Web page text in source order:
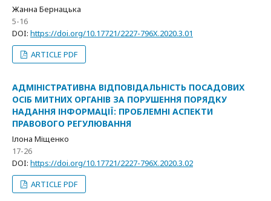
Жанна Бернацька
5-16
DOI: https://doi.org/10.17721/2227-796X.2020.3.01
ARTICLE PDF
АДМІНІСТРАТИВНА ВІДПОВІДАЛЬНІСТЬ ПОСАДОВИХ
ОСІБ МИТНИХ ОРГАНІВ ЗА ПОРУШЕННЯ ПОРЯДКУ
НАДАННЯ ІНФОРМАЦІЇ: ПРОБЛЕМНІ АСПЕКТИ
ПРАВОВОГО РЕГУЛЮВАННЯ
Ілона Міщенко
17-26
DOI: https://doi.org/10.17721/2227-796X.2020.3.02
ARTICLE PDF